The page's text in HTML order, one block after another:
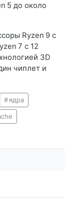
5 до около
Ryzen 9 с
7 с 12
3D
чиплет и
ядра